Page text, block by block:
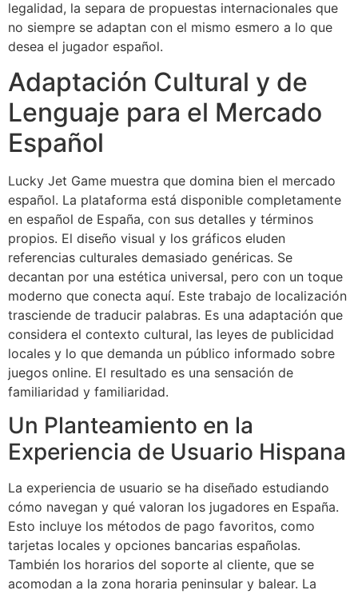
legalidad, la separa de propuestas internacionales que
no siempre se adaptan con el mismo esmero a lo que
desea el jugador español.
Adaptación Cultural y de
Lenguaje para el Mercado
Español
Lucky Jet Game muestra que domina bien el mercado
español. La plataforma está disponible completamente
en español de España, con sus detalles y términos
propios. El diseño visual y los gráficos eluden
referencias culturales demasiado genéricas. Se
decantan por una estética universal, pero con un toque
moderno que conecta aquí. Este trabajo de localización
trasciende de traducir palabras. Es una adaptación que
considera el contexto cultural, las leyes de publicidad
locales y lo que demanda un público informado sobre
juegos online. El resultado es una sensación de
familiaridad y familiaridad.
Un Planteamiento en la
Experiencia de Usuario Hispana
La experiencia de usuario se ha diseñado estudiando
cómo navegan y qué valoran los jugadores en España.
Esto incluye los métodos de pago favoritos, como
tarjetas locales y opciones bancarias españolas.
También los horarios del soporte al cliente, que se
acomodan a la zona horaria peninsular y balear. La